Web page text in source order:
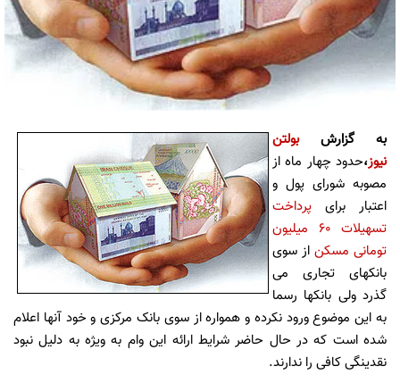
به گزارشبولتن
نیوز،حدود چهار ماه از
مصوبه شورای پول و
اعتبار برای پرداخت
تسهیلات 60 میلیون
تومانی مسکن از سوی
بانکهای تجاری می
گذرد ولی بانکها رسما
به این موضوع ورود نکرده و همواره از سوی بانک مرکزی و خود آنها اعلام
شده است که در حال حاضر شرایط ارائه این وام به ویژه به دلیل نبود
نقدینگی کافی را ندارند.